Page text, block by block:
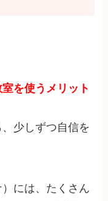
を使うメリット
少しずつ自信を
には、たくさん